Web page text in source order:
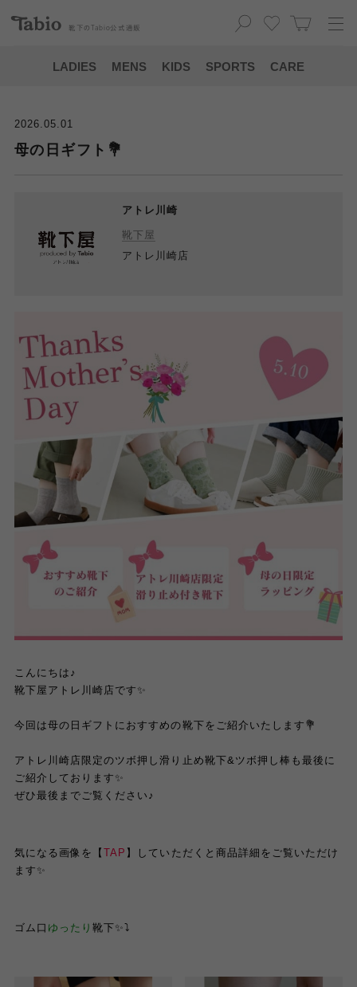
靴下の Tabio 公式通販
LADIES MENS KIDS SPORTS CARE
2026.05.01
母の日ギフト💐
アトレ川崎
靴下屋
アトレ川崎店
こんにちは♪
靴下屋アトレ川崎店です✨
今回は母の日ギフトにおすすめの靴下をご紹介いたします💐
アトレ川崎店限定のツボ押し滑り止め靴下&ツボ押し棒も最後に
ご紹介しております✨
ぜひ最後までご覧ください♪
気になる画像を【TAP 】していただくと商品詳細をご覧いただけ
ます✨
ゴム口 ゆったり靴下✨⤵︎